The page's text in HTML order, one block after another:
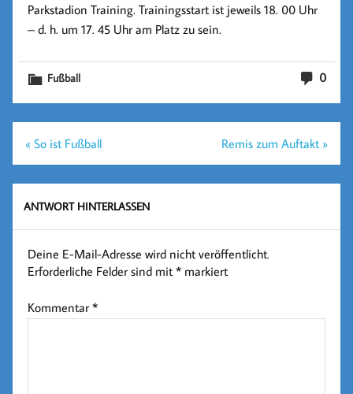
Parkstadion Training. Trainingsstart ist jeweils 18. 00 Uhr
– d. h. um 17. 45 Uhr am Platz zu sein.
0
Fußball
Beitragsnavigation
« So ist Fußball Remis zum Auftakt »
ANTWORT HINTERLASSEN
Deine E-Mail-Adresse wird nicht veröffentlicht.
Erforderliche Felder sind mit* markiert
Kommentar*